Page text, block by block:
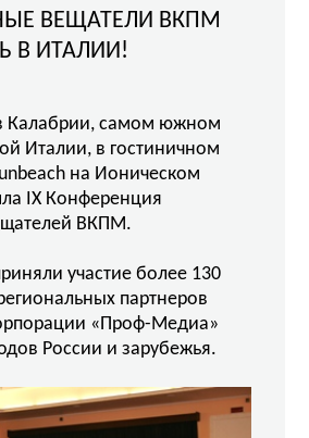
ВЕЩАТЕЛИ ВКПМ
В ИТАЛИИ!
Калабрии, самом южном
Италии, в гостиничном
на Ионическом
IX Конференция
ВКПМ.
участие более 130
партнеров
«Проф-Медиа»
России и зарубежья.